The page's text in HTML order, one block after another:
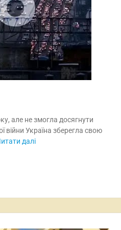
але не змогла досягнути
війни Україна зберегла свою
далі